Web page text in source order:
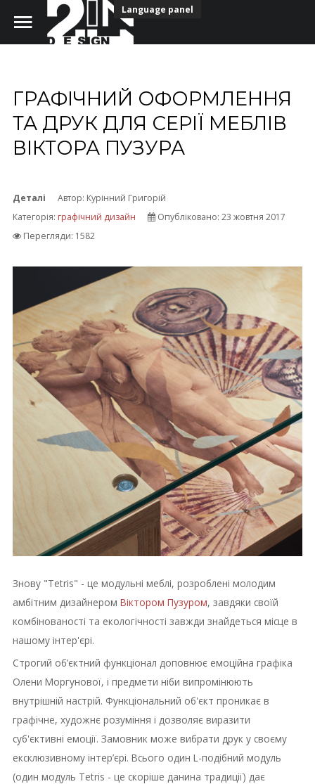
Головна
Портфоліо
НАШІ КОНТАКТИ
Language panel
ГРАФІЧНИЙ ОФОРМЛЕННЯ
ТА ДРУК ДЛЯ СЕРІЇ МЕБЛІВ
ВІКТОРА ПУЗУРА
Деталі Автор: Курінний Григорій
Категорія: графічний дизайн
Опубліковано: 23 жовтня 2017
Перегляди: 1582
Знову "Tetris" - це модульні меблі, розроблені молодим
амбітним дизайнером Віктором Пузуром, завдяки своїй
комбінованості та екологічності завжди знайдеться місце в
нашому інтер'єрі.
Строгий об’єктний функціонал доповнює емоційна графіка
Олени Моргунової, і предмети ніби випромінюють
внутрішній настрій. Функціональний об'єкт проникає в
графічне, художнє розуміння і дозволяє виразити
суб'єктивні емоції. Замовник може вибрати друк у своєму
ексклюзивному інтер’єрі. Всього один L-подібний модуль
(один модуль Tetris - це скоріше данина традиції) дає